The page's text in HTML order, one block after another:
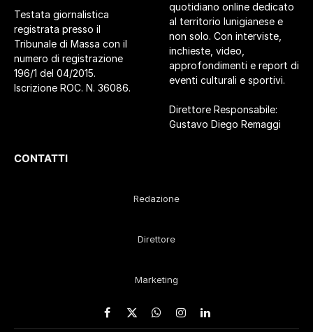
Testata giornalistica
registrata presso il
Tribunale di Massa con il
numero di registrazione
196/1 del 04/2015.
Iscrizione ROC. N. 36086.
quotidiano online dedicato
al territorio lunigianese e
non solo. Con interviste,
inchieste, video,
approfondimenti e report di
eventi culturali e sportivi.
Direttore Responsabile:
Gustavo Diego Remaggi
CONTATTI
Redazione
Direttore
Marketing
Facebook
X WhatsApp
Instagram
LinkedIn